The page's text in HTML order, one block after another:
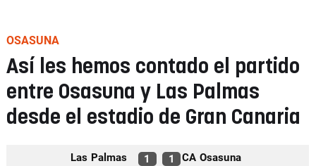
OSASUNA
Así les hemos contado el partido
entre Osasuna y Las Palmas
desde el estadio de Gran Canaria
Las Palmas 1 1 CA Osasuna